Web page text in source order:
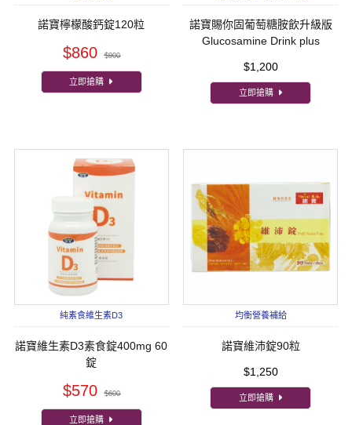
諾寶檸檬酸鈣錠120粒
$860 $900
立即搶購
諾寶賜你固葡萄糖胺飲升級版
Glucosamine Drink plus
$1,200
立即搶購
純素食維生素D3
諾寶維生素D3素食錠400mg 60
錠
$570 $600
立即搶購
均衡營養補給
諾寶維沛錠90粒
$1,250
立即搶購